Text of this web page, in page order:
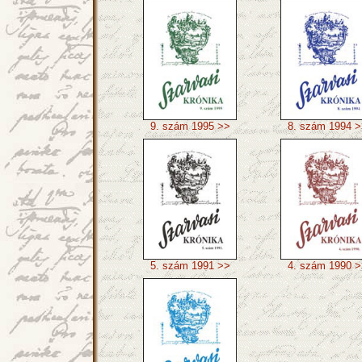
9. szám 1995 >> 8. szám 1994
5. szám 1991 >> 4. szám 1990